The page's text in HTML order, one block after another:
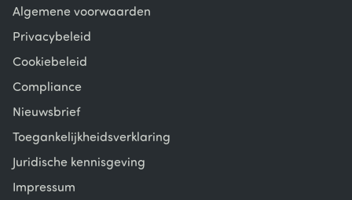
Algemene voorwaarden
Privacybeleid
Cookiebeleid
Compliance
Nieuwsbrief
Toegankelijkheidsverklaring
Juridische kennisgeving
Impressum